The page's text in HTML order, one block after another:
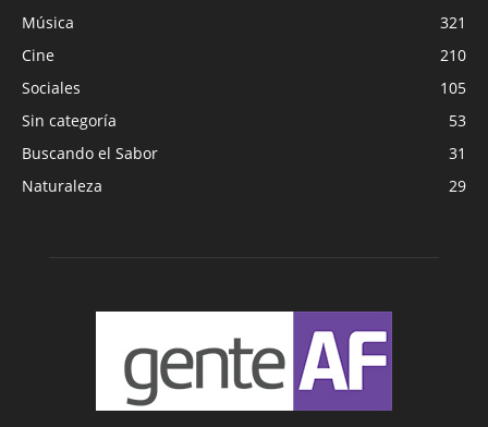
Música
321
Cine
210
Sociales
105
Sin categoría
53
Buscando el Sabor
31
Naturaleza
29